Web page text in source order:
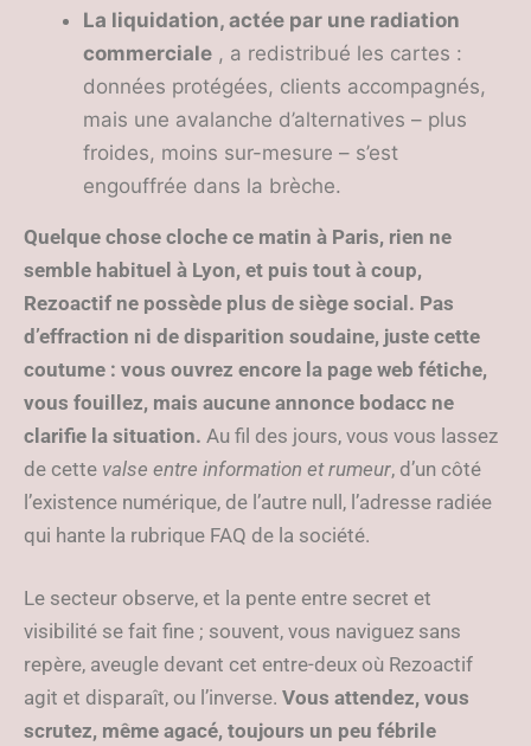
La liquidation, actée par une radiation
commerciale , a redistribué les cartes :
données protégées, clients accompagnés,
mais une avalanche d’alternatives – plus
froides, moins sur-mesure – s’est
engouffrée dans la brèche.
Quelque chose cloche ce matin à Paris, rien ne
semble habituel à Lyon, et puis tout à coup,
Rezoactif ne possède plus de siège social. Pas
d’effraction ni de disparition soudaine, juste cette
coutume : vous ouvrez encore la page web fétiche,
vous fouillez, mais aucune annonce bodacc ne
clarifie la situation. Au fil des jours, vous vous lassez
de cette valse entre information et rumeur, d’un côté
l’existence numérique, de l’autre null, l’adresse radiée
qui hante la rubrique FAQ de la société.
Le secteur observe, et la pente entre secret et
visibilité se fait fine ; souvent, vous naviguez sans
repère, aveugle devant cet entre-deux où Rezoactif
agit et disparaît, ou l’inverse. Vous attendez, vous
scrutez, même agacé, toujours un peu fébrile